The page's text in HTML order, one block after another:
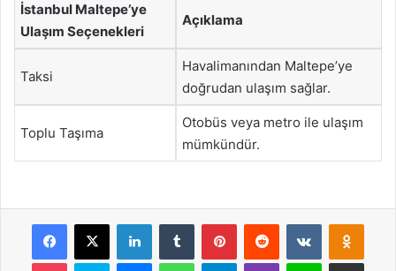
İstanbul Maltepe’ye
Ulaşım Seçenekleri
Açıklama
Taksi
Havalimanından Maltepe’ye
doğrudan ulaşım sağlar.
Toplu Taşıma
Otobüs veya metro ile ulaşım
mümkündür.
Facebook
X LinkedInTumblr PinterestReddit VKontakte
Pocket Skype MessengerWhatsAppTelegramViber Line E-Posta ile